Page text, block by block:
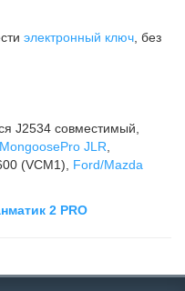
электронный ключ , без
J2534 совместимый,
MongoosePro JLR
(VCM1), Ford/Mazda
2 PRO